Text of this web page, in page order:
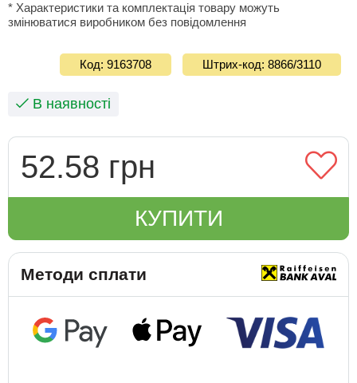
* Характеристики та комплектація товару можуть
змінюватися виробником без повідомлення
Код: 9163708 Штрих-код: 8866/3110
В наявності
52.58 грн
КУПИТИ
Методи сплати